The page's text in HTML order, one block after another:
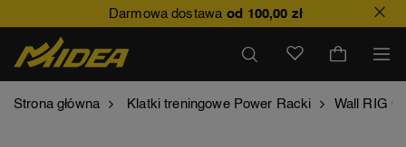
Darmowa dostawa od 100,00 zł
Strona główna Klatki treningowe Power Racki Wall RIG